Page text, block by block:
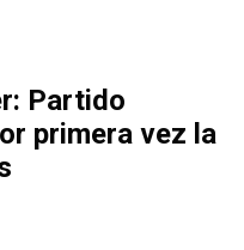
Partido
primera vez la